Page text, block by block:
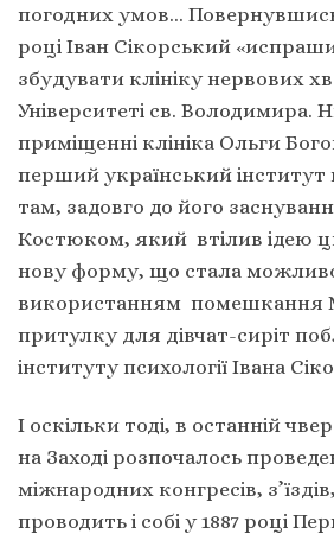
погодних умов…
році Іван Сікорський
збудувати клініку нервових
Університеті св. Володимира.
приміщенні клініка Ольги
перший український інститут
там, задовго до його
Костюком, який втілив ідею
нову форму, що стала
використанням помешкання
притулку для дівчат-сиріт
інституту психології Івана
І оскільки тоді, в останній
на Заході розпочалось
міжнародних конгресів,
проводить і собі у 1887 році